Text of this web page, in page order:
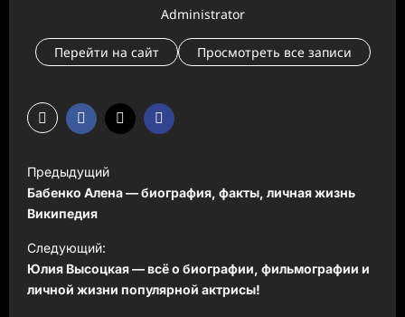
Administrator
Перейти на сайт Просмотреть все записи
Н
а
в
и
г
а
Предыдущий
Бабенко Алена — биография, факты, личная жизнь
Википедия
Следующий:
Юлия Высоцкая — всё о биографии, фильмографии и
личной жизни популярной актрисы!